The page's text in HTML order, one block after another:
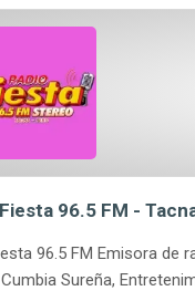
96.5 FM -
96.5 FM Emisora de
Sureña,